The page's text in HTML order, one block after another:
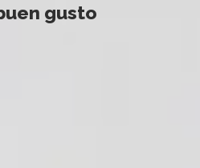
gusto